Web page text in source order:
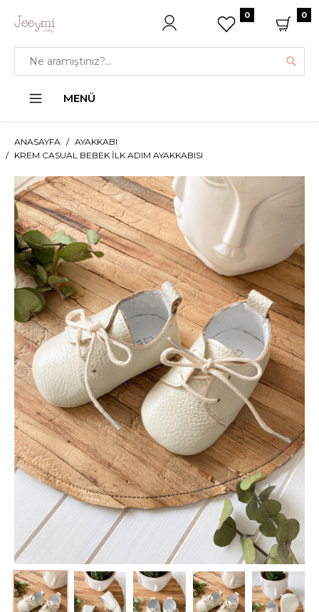
0 0
MENÜ
ANASAYFA
AYAKKABI
KREM CASUAL BEBEK İLK ADIM AYAKKABISI